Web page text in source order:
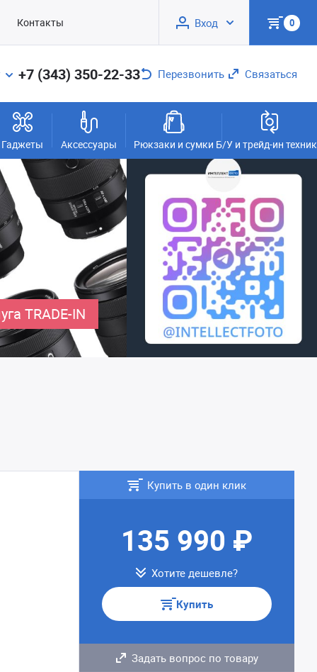
Контакты Вход 0
+7 (343) 350-22-33 Перезвонить Связаться
Гаджеты Аксессуары Рюкзаки и сумки Б/У и трейд-ин
TRADE-IN
Купить в один клик
135 990 ₽
Хотите дешевле?
Купить
Задать вопрос по товару